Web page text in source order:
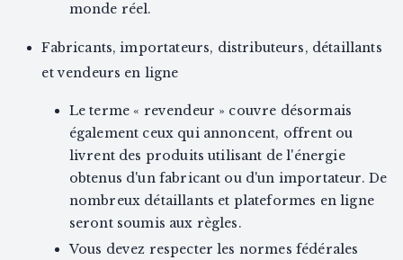
monde réel.
Fabricants, importateurs, distributeurs, détaillants
et vendeurs en ligne
Le terme « revendeur » couvre désormais
également ceux qui annoncent, offrent ou
livrent des produits utilisant de l'énergie
obtenus d'un fabricant ou d'un importateur. De
nombreux détaillants et plateformes en ligne
seront soumis aux règles.
Vous devez respecter les normes fédérales